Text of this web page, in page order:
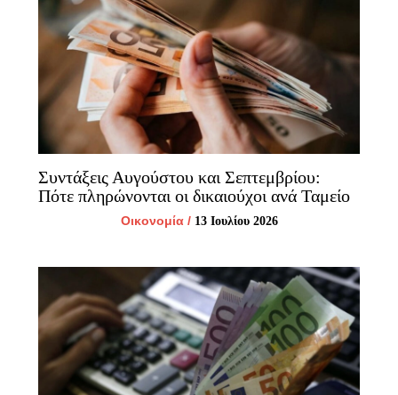
Συντάξεις Αυγούστου και Σεπτεμβρίου:
Πότε πληρώνονται οι δικαιούχοι ανά Ταμείο
Οικονομία/ 13 Ιουλίου 2026